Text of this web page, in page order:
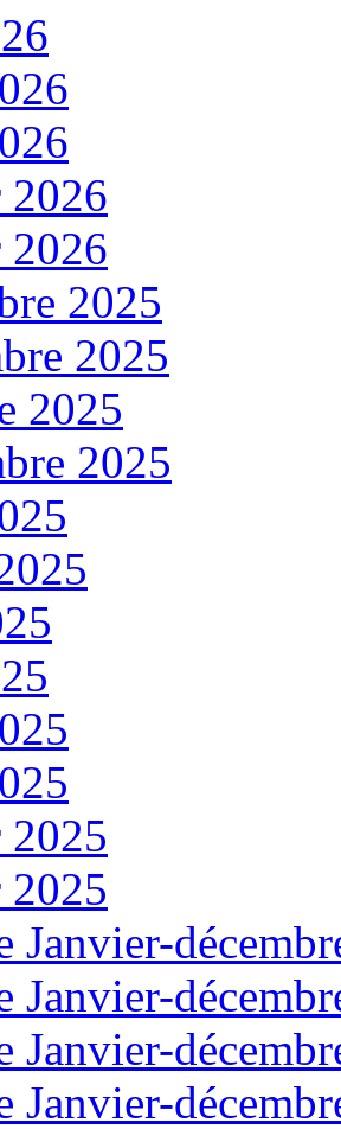
2026
2026
2025
2025
2025
2025
2025
2025
Janvier-
Janvier-
Janvier-
Janvier-